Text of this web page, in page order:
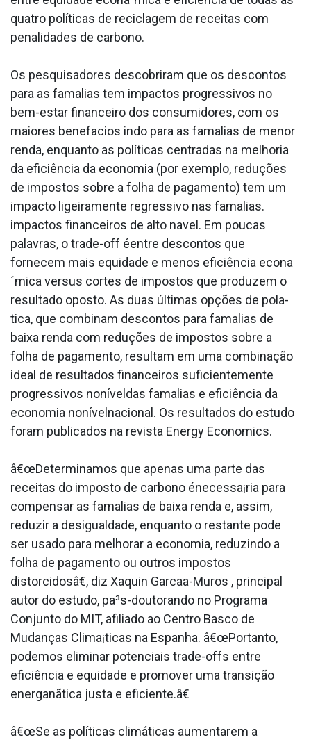
quatro políticas de reciclagem de receitas com
penalidades de carbono.
Os pesquisadores descobriram que os descontos
para as fama­lias tem impactos progressivos no
bem-estar financeiro dos consumidores, com os
maiores benefa­cios indo para as fama­lias de menor
renda, enquanto as políticas centradas na melhoria
da eficiência da economia (por exemplo, reduções
de impostos sobre a folha de pagamento) tem um
impacto ligeiramente regressivo nas fama­lias.
impactos financeiros de alto na­vel. Em poucas
palavras, o trade-off éentre descontos que
fornecem mais equidade e menos eficiência econa
´mica versus cortes de impostos que produzem o
resultado oposto. As duas últimas opções de pola­
tica, que combinam descontos para fama­lias de
baixa renda com reduções de impostos sobre a
folha de pagamento, resultam em uma combinação
ideal de resultados financeiros suficientemente
progressivos noníveldas fama­lias e eficiência da
economia nonívelnacional. Os resultados do estudo
foram publicados na revista Energy Economics.
â€œDeterminamos que apenas uma parte das
receitas do imposto de carbono énecessa¡ria para
compensar as fama­lias de baixa renda e, assim,
reduzir a desigualdade, enquanto o restante pode
ser usado para melhorar a economia, reduzindo a
folha de pagamento ou outros impostos
distorcidosâ€, diz Xaquin Garca­a-Muros , principal
autor do estudo, pa³s-doutorando no Programa
Conjunto do MIT, afiliado ao Centro Basco de
Mudanças Clima¡ticas na Espanha. â€œPortanto,
podemos eliminar potenciais trade-offs entre
eficiência e equidade e promover uma transição
energanãtica justa e eficiente.â€
â€œSe as políticas climáticas aumentarem a